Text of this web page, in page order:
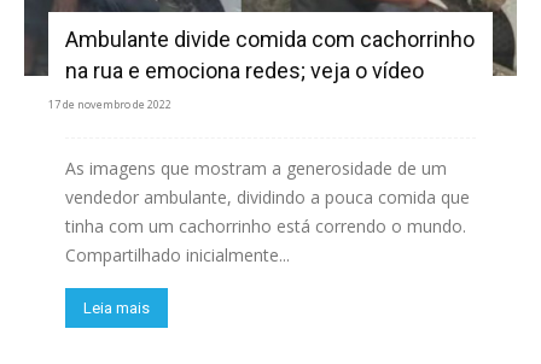
Ambulante divide comida com cachorrinho
na rua e emociona redes; veja o vídeo
17 de novembro de 2022
As imagens que mostram a generosidade de um
vendedor ambulante, dividindo a pouca comida que
tinha com um cachorrinho está correndo o mundo.
Compartilhado inicialmente...
Leia mais